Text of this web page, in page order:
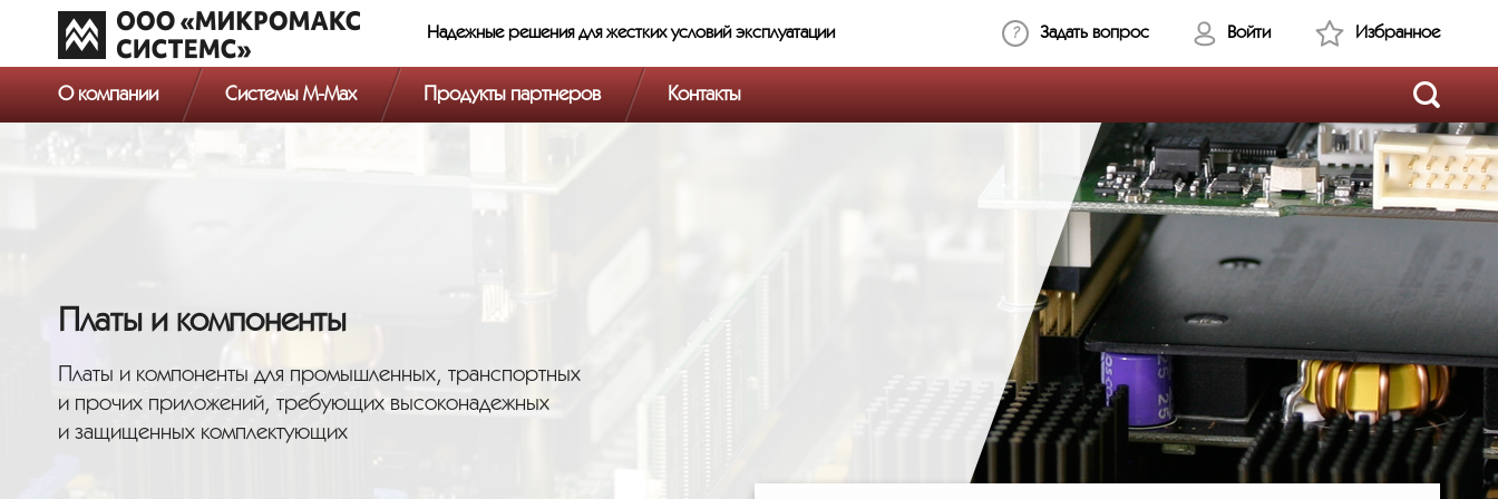
Надежные решения для жестких условий эксплуатации Задать вопрос Войти Избранное
О компании Системы M-Max Продукты партнеров Контакты
Платы и компоненты
Платы и компоненты для промышленных, транспортных
и прочих приложений, требующих высоконадежных
и защищенных комплектующих